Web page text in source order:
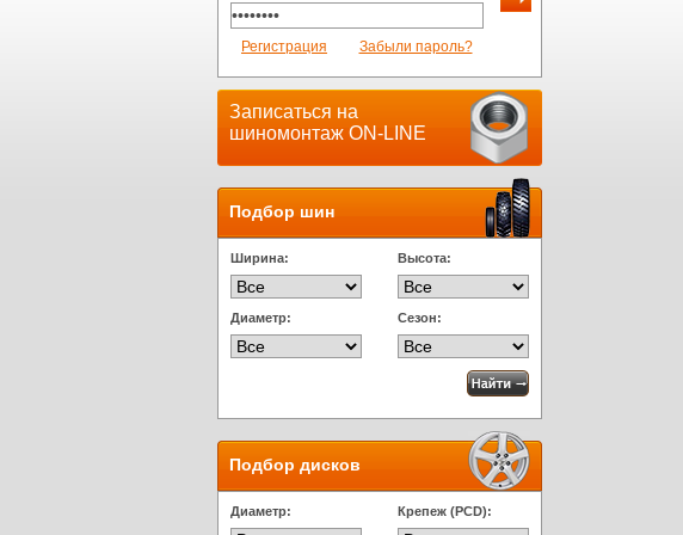
Регистрация Забыли пароль?
Записаться на
шиномонтаж ON-LINE
Подбор шин
Ширина: Высота:
Диаметр: Сезон:
Подбор дисков
Диаметр: Крепеж (PCD):